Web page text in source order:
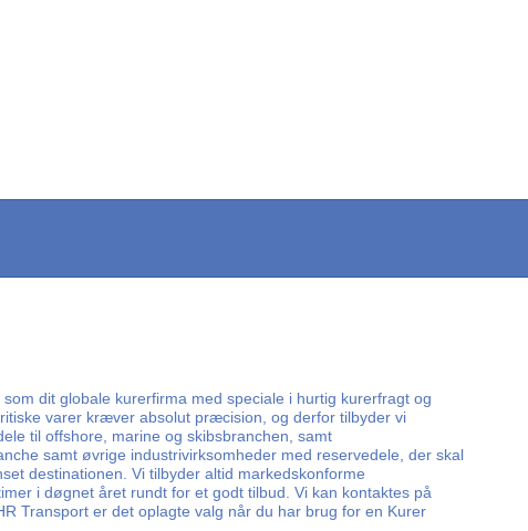
dit globale kurerfirma med speciale i hurtig kurerfragt og
varer kræver absolut præcision, og derfor tilbyder vi
til offshore, marine og skibsbranchen, samt
samt øvrige industrivirksomheder med reservedele, der skal
destinationen. Vi tilbyder altid markedskonforme
i døgnet året rundt for et godt tilbud. Vi kan kontaktes på
Transport er det oplagte valg når du har brug for en Kurer